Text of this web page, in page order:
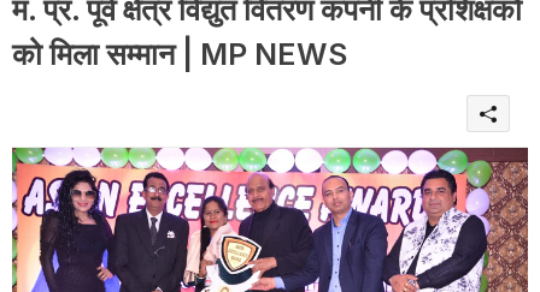
म. प्र. पूर्व क्षेत्र विद्युत वितरण कंपनी के प्रशिक्षकों
को मिला सम्मान | MP NEWS